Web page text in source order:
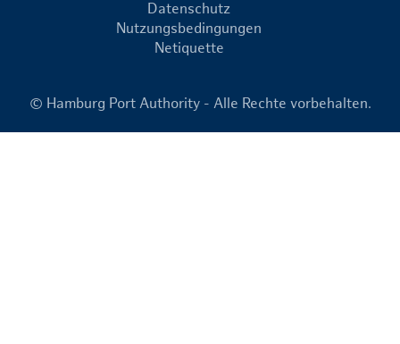
Datenschutz
Nutzungsbedingungen
Netiquette
© Hamburg Port Authority - Alle Rechte vorbehalten.